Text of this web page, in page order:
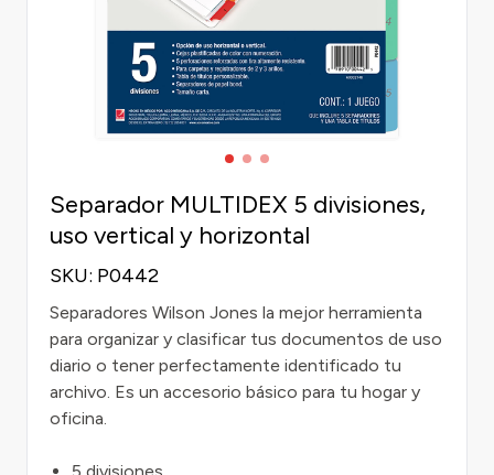
Separador MULTIDEX 5 divisiones,
uso vertical y horizontal
SKU: P0442
Separadores Wilson Jones la mejor herramienta
para organizar y clasificar tus documentos de uso
diario o tener perfectamente identificado tu
archivo. Es un accesorio básico para tu hogar y
oficina.